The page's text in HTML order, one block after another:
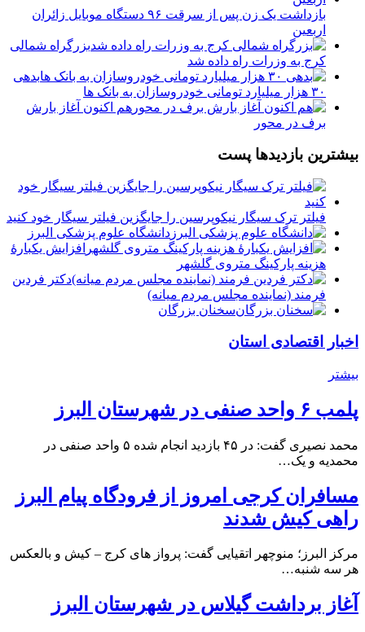
بازداشت یک زن پس از سرقت ۹۶ دستگاه موبایل زائران
اربعین
بزرگراه شمالی
کرج به وزرات راه داده شد
بدهی
۳۰ هزار میلیارد تومانی خودروسازان به بانک ها
هم اکنون آغاز بارش
برف در محور
بیشترین بازدیدها پست
فیلتر ترک سیگار نیکوپرسین را جایگزین فیلتر سیگار خود کنید
دانشگاه علوم پزشکی البرز
افزایش یکبارۀ
هزینه پارکینگ متروی گلشهر
دكتر فردين
فرمند (نماينده مجلس مردم میانه)
سخنان بزرگان
اخبار اقتصادی استان
بیشتر
پلمب ۶ واحد صنفی در شهرستان البرز
محمد نصیری گفت: در ۴۵ بازدید انجام شده ۵ واحد صنفی در
محمدیه و یک…
مسافران کرجی امروز از فرودگاه پیام البرز
راهی کیش شدند
مرکز البرز؛ منوچهر اتقیایی گفت: پرواز های کرج – کیش و بالعکس
هر سه شنبه…
آغاز برداشت گیلاس در شهرستان البرز